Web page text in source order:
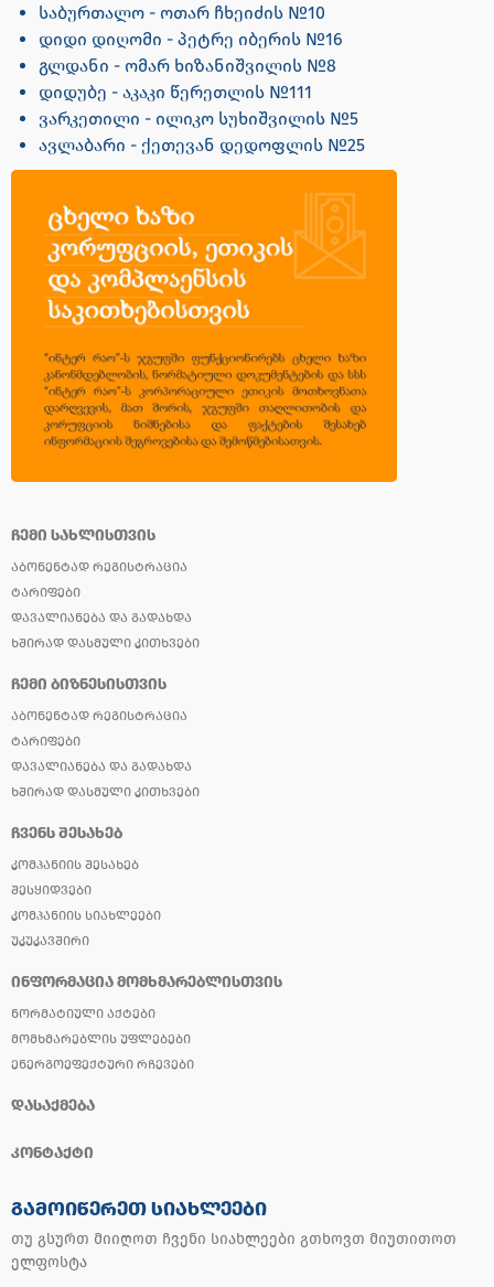
საბურთალო - ოთარ ჩხეიძის №10
დიდი დიღომი - პეტრე იბერის №16
გლდანი - ომარ ხიზანიშვილის №8
დიდუბე - აკაკი წერეთლის №111
ვარკეთილი - ილიკო სუხიშვილის №5
ავლაბარი - ქეთევან დედოფლის №25
ᲩᲔᲛᲘ ᲡᲐᲮᲚᲘᲡᲗᲕᲘᲡ
ᲐᲑᲝᲜᲔᲜᲢᲐᲓ ᲠᲔᲒᲘᲡᲢᲠᲐᲪᲘᲐ
ᲢᲐᲠᲘᲤᲔᲑᲘ
ᲓᲐᲕᲐᲚᲘᲐᲜᲔᲑᲐ ᲓᲐ ᲒᲐᲓᲐᲮᲓᲐ
ᲮᲨᲘᲠᲐᲓ ᲓᲐᲡᲛᲣᲚᲘ ᲙᲘᲗᲮᲕᲔᲑᲘ
ᲩᲔᲛᲘ ᲑᲘᲖᲜᲔᲡᲘᲡᲗᲕᲘᲡ
ᲐᲑᲝᲜᲔᲜᲢᲐᲓ ᲠᲔᲒᲘᲡᲢᲠᲐᲪᲘᲐ
ᲢᲐᲠᲘᲤᲔᲑᲘ
ᲓᲐᲕᲐᲚᲘᲐᲜᲔᲑᲐ ᲓᲐ ᲒᲐᲓᲐᲮᲓᲐ
ᲮᲨᲘᲠᲐᲓ ᲓᲐᲡᲛᲣᲚᲘ ᲙᲘᲗᲮᲕᲔᲑᲘ
ᲩᲕᲔᲜᲡ ᲨᲔᲡᲐᲮᲔᲑ
ᲙᲝᲛᲞᲐᲜᲘᲘᲡ ᲨᲔᲡᲐᲮᲔᲑ
ᲨᲔᲡᲧᲘᲓᲕᲔᲑᲘ
ᲙᲝᲛᲞᲐᲜᲘᲘᲡ ᲡᲘᲐᲮᲚᲔᲔᲑᲘ
ᲣᲙᲣᲙᲐᲕᲨᲘᲠᲘ
ᲘᲜᲤᲝᲠᲛᲐᲪᲘᲐ ᲛᲝᲛᲮᲛᲐᲠᲔᲑᲚᲘᲡᲗᲕᲘᲡ
ᲜᲝᲠᲛᲐᲢᲘᲣᲚᲘ ᲐᲥᲢᲔᲑᲘ
ᲛᲝᲛᲮᲛᲐᲠᲔᲑᲚᲘᲡ ᲣᲤᲚᲔᲑᲔᲑᲘ
ᲔᲜᲔᲠᲒᲝᲔᲤᲔᲥᲢᲣᲠᲘ ᲠᲩᲔᲕᲔᲑᲘ
ᲓᲐᲡᲐᲥᲛᲔᲑᲐ
ᲙᲝᲜᲢᲐᲥᲢᲘ
ᲒᲐᲛᲝᲘᲬᲔᲠᲔᲗ ᲡᲘᲐᲮᲚᲔᲔᲑᲘ
თუ გსურთ მიიღოთ ჩვენი სიახლეები გთხოვთ მიუთითოთ
ელფოსტა